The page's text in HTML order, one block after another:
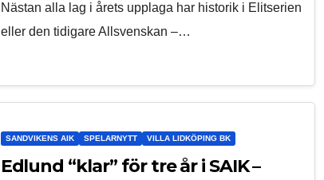
Nästan alla lag i årets upplaga har historik i Elitserien
eller den tidigare Allsvenskan –…
SANDVIKENS AIK SPELARNYTT VILLA LIDKÖPING BK
Edlund “klar” för tre år i SAIK –